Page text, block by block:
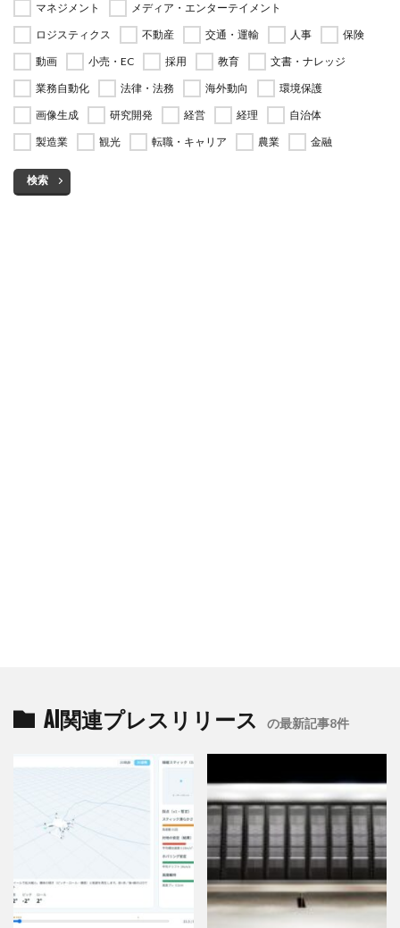
マネジメント
メディア・エンターテイメント
ロジスティクス
不動産 交通・運輸 人事
保険
動画
小売・EC 採用 教育
文書・ナレッジ
業務自動化
法律・法務 海外動向
環境保護
画像生成
研究開発 経営 経理
自治体
製造業
観光 転職・キャリア 農業 金融
検索
AI関連プレスリリース の最新記事8件